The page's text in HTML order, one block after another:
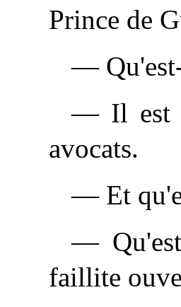
Prince de
—
— Il est
avocats.
— Et
—
faillite